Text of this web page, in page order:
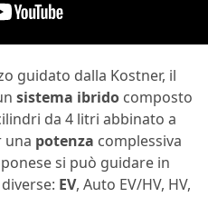
guidato dalla Kostner, il
sistema ibrido composto
da 4 litri abbinato a
una potenza complessiva
si può guidare in
diverse: EV, Auto EV/HV, HV,